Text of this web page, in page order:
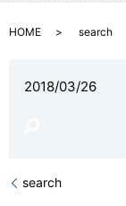
HOME search
2018/03/26
search